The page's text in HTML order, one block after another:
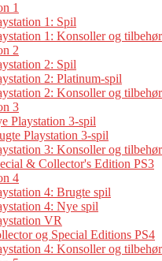
1
1: Spil
1: Konsoller og tilbehør
2
2: Spil
2: Platinum-spil
2: Konsoller og tilbehør
3
Playstation 3-spil
Playstation 3-spil
3: Konsoller og tilbehør
& Collector's Edition PS3
4
4: Brugte spil
4: Nye spil
VR
og Special Editions PS4
4: Konsoller og tilbehør